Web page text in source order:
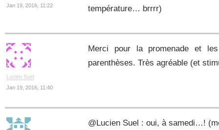
Jan 19, 2016, 11:22
température… brrrr)
Lucien Suel
Jan 19, 2016, 11:40
Merci pour la promenade et
parenthèses. Très agréable (et
@Lucien Suel : oui, à samedi…!